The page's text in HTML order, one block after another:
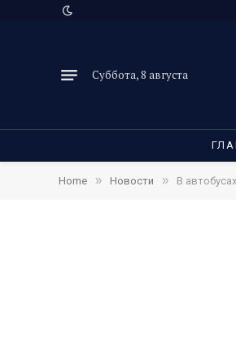
Суббота, 8 августа
Home » Новости » В